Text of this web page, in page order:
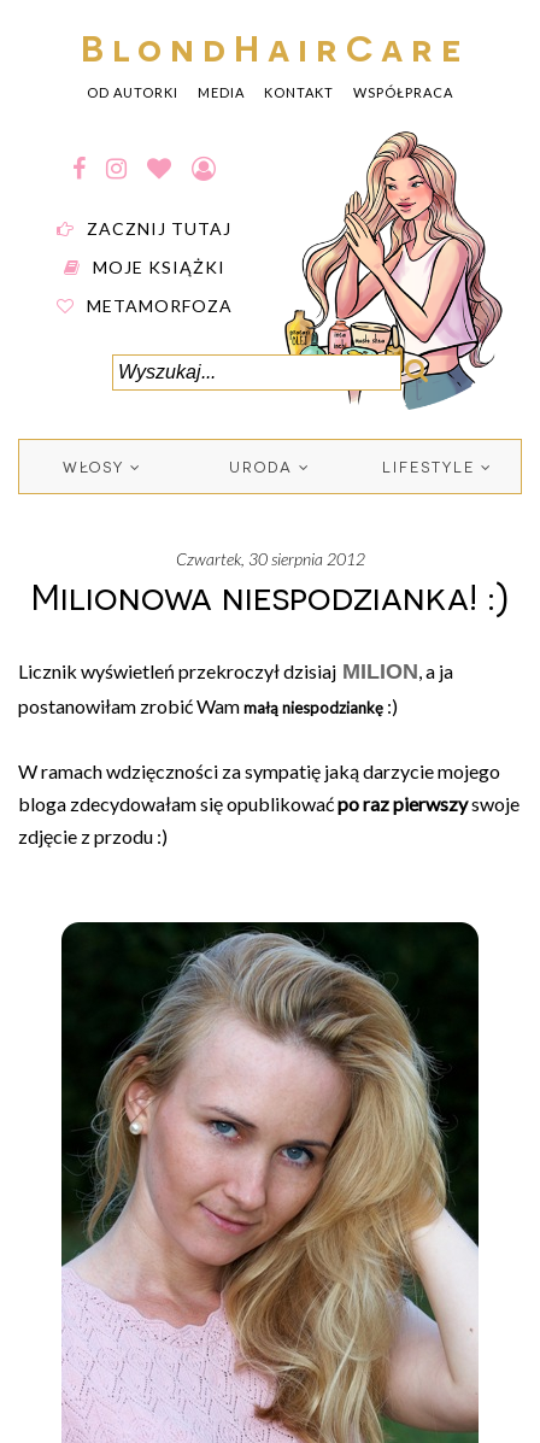
BlondHairCare
OD AUTORKI MEDIA KONTAKT WSPÓŁPRACA
ZACZNIJ TUTAJ
MOJE KSIĄŻKI
METAMORFOZA
WŁOSY URODA LIFESTYLE
czwartek, 30 sierpnia 2012
Milionowa niespodzianka! :)
Licznik wyświetleń przekroczył dzisiaj MILION , a ja
postanowiłam zrobić Wammałą niespodziankę :)
W ramach wdzięczności za sympatię jaką darzycie mojego
bloga zdecydowałam się opublikowaćpo raz pierwszyswoje
zdjęcie z przodu :)